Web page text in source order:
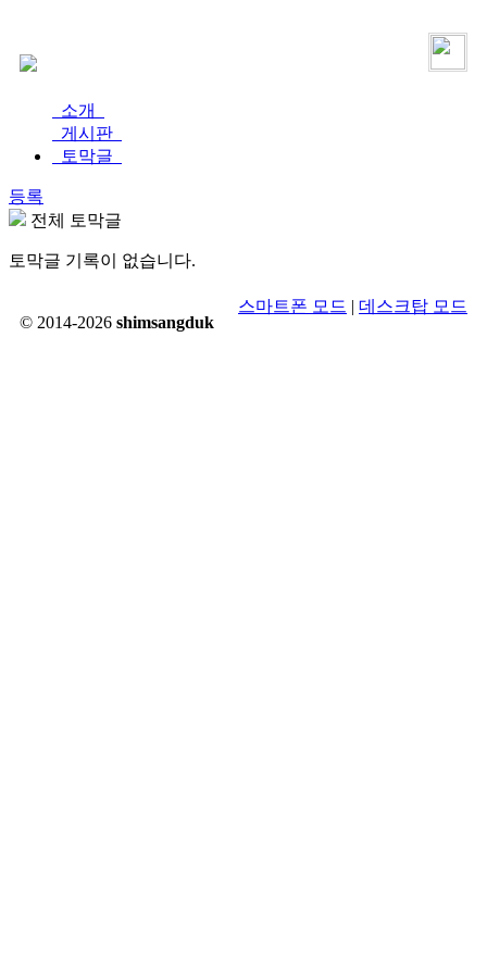
소개
게시판
토막글
등록
전체 토막글
토막글 기록이 없습니다.
© 2014-2026 shimsangduk
스마트폰 모드 | 데스크탑 모드